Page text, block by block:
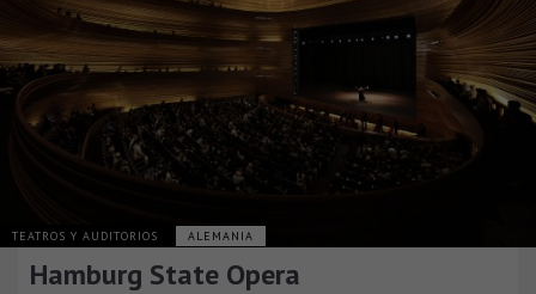
TEATROS Y AUDITORIOS ALEMANIA
Hamburg State Opera